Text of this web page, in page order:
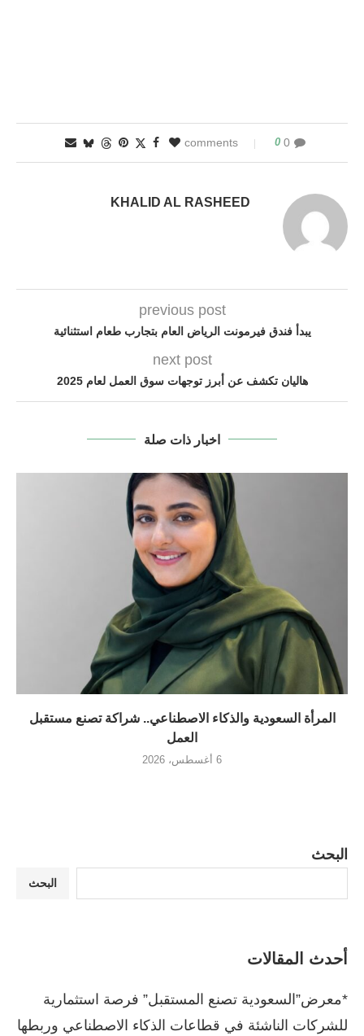
0 comments
0
KHALID AL RASHEED
previous post
يبدأ فندق فيرمونت الرياض العام بتجارب طعام استثنائية
next post
هاليان تكشف عن أبرز توجهات سوق العمل لعام 2025
اخبار ذات صلة
المرأة السعودية والذكاء الاصطناعي.. شراكة تصنع مستقبل
العمل
6 أغسطس، 2026
البحث
البحث
أحدث المقالات
*معرض”السعودية تصنع المستقبل” فرصة استثمارية
للشركات الناشئة في قطاعات الذكاء الاصطناعي وربطها